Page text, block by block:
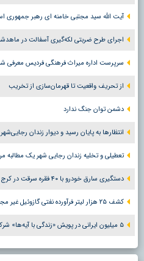
آیت الله سید مجتبی خامنه ای رهبر جمهوری
اجرای طرح ضربتی لکه‌گیری آسفالت در
سرپرست اداره میراث فرهنگی فردیس معرفی
از تحریف واقعیت تا قهرمان‌سازی از تخریب
دشمن توان جنگ ندارد
انتظارها به پایان رسید و دیوار زندان
تعطیلی و تخلیه زندان رجایی شهر یک مطالبه
دستگیری سارق خودرو با ۴۰ فقره سرقت در کرج
کشف ۲۵ هزار لیتر فرآورده نفتی گازوئیل غیر مجاز در اشتهارد
۵ میلیون ایرانی در پویش «زندگی با آیه‌ها» شرکت کردند